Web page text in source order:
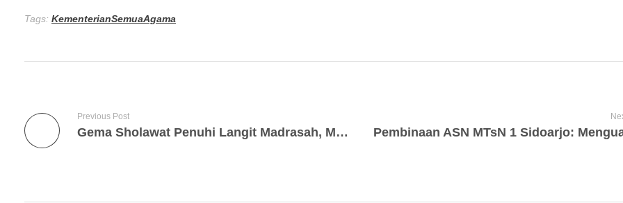
Tags: KementerianSemuaAgama
Previous Post
Gema Sholawat Penuhi Langit Madrasah, MTsN 1 Sidoarjo Peringati Maulid Nabi Muhammad SAW 1447 H dengan Penuh Khidmat dan Kebersamaan